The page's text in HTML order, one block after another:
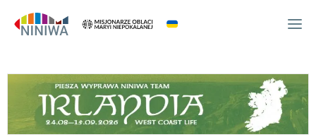
WYDARZENIA
O NAS
WSPÓLNOTA